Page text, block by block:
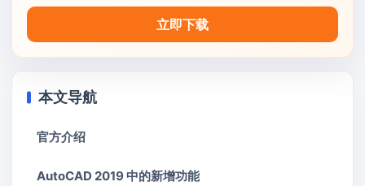
立即下载
本文导航
官方介绍
AutoCAD 2019 中的新增功能